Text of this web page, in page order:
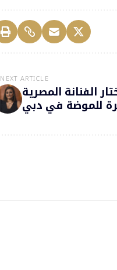
NEXT ARTICLE
الفنانة المصرية
للموضة في دبي